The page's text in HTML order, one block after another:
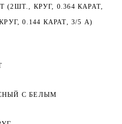
(2ШТ., КРУГ, 0.364 КАРАТ,
0.144 КАРАТ, 3/5 А)
C БЕЛЫМ